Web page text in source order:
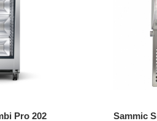
Pro 202
Sammic